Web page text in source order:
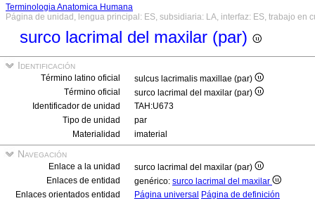
Terminologia Anatomica Humana
Página de unidad, lengua principal: ES, subsidiaria: LA, interfaz: ES, trabajo en
surco lacrimal del maxilar (par)
Identificación
Término latino oficial
sulcus lacrimalis maxillae (par)
Término oficial
surco lacrimal del maxilar (par)
Identificador de unidad
TAH:U673
Tipo de unidad
par
Materialidad
imaterial
Navegación
Enlace a la unidad
surco lacrimal del maxilar (par)
Enlaces de entidad
genérico: surco lacrimal del maxilar
Enlaces orientados entidad
Página universal Página de definición